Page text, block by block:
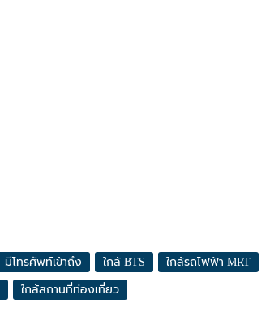
มีโทรศัพท์เข้าถึง ใกล้ BTS ใกล้รถไฟฟ้า MRT
ใกล้สถานที่ท่องเที่ยว